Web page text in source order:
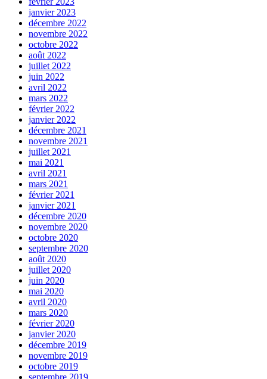
janvier 2023
décembre 2022
novembre 2022
octobre 2022
août 2022
juillet 2022
juin 2022
avril 2022
mars 2022
février 2022
janvier 2022
décembre 2021
novembre 2021
juillet 2021
mai 2021
avril 2021
mars 2021
février 2021
janvier 2021
décembre 2020
novembre 2020
octobre 2020
septembre 2020
août 2020
juillet 2020
juin 2020
mai 2020
avril 2020
mars 2020
février 2020
janvier 2020
décembre 2019
novembre 2019
octobre 2019